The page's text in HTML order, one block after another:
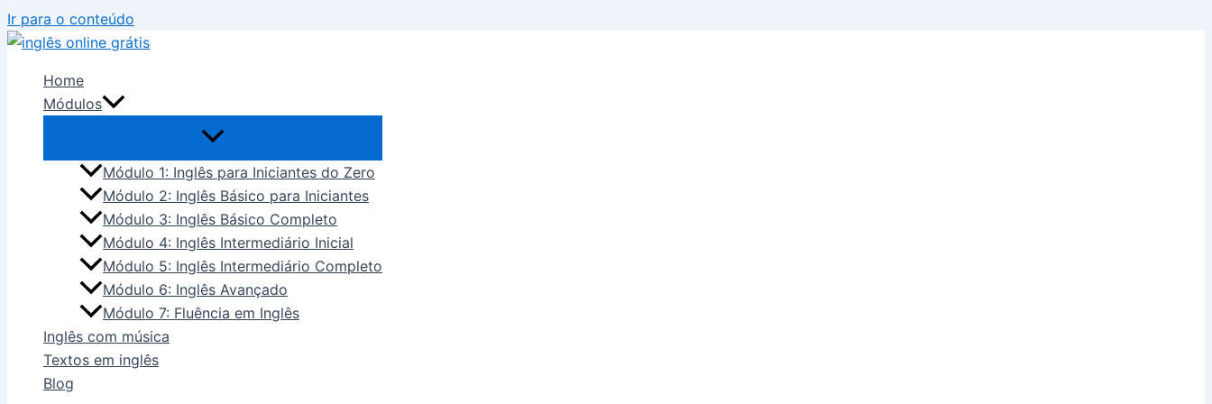
Ir para o conteúdo
Home
Módulos
Módulo 1: Inglês para Iniciantes do Zero
Módulo 2: Inglês Básico para Iniciantes
Módulo 3: Inglês Básico Completo
Módulo 4: Inglês Intermediário Inicial
Módulo 5: Inglês Intermediário Completo
Módulo 6: Inglês Avançado
Módulo 7: Fluência em Inglês
Inglês com música
Textos em inglês
Blog